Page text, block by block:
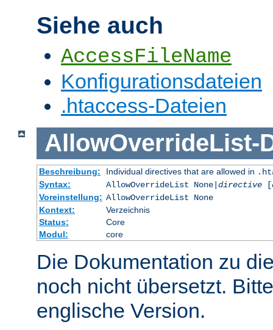
Siehe auch
AccessFileName
Konfigurationsdateien
.htaccess-Dateien
AllowOverrideList-
Beschreibung: Individual directives that are allowed in
Syntax:
AllowOverrideList None| directive[
Voreinstellung: AllowOverrideList None
Kontext:
Verzeichnis
Status:
Core
Modul:
core
Die Dokumentation zu
noch nicht übersetzt.
englische Version.